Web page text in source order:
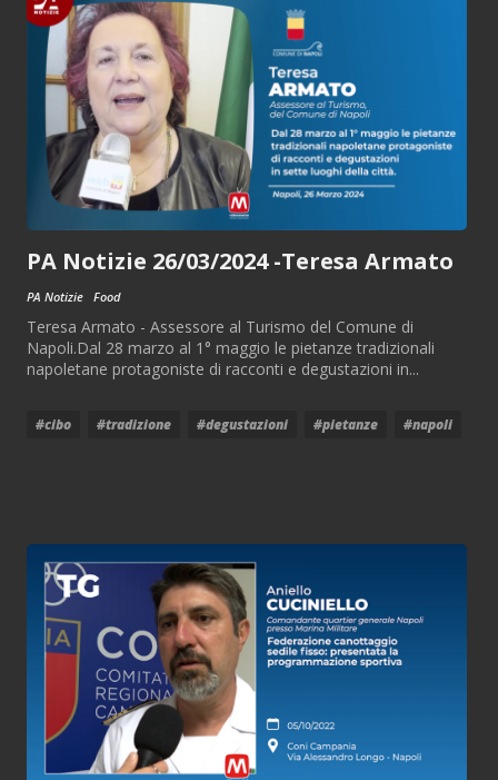
PA Notizie 26/03/2024 -Teresa Armato
PA Notizie Food
Teresa Armato - Assessore al Turismo del Comune di
Napoli.Dal 28 marzo al 1° maggio le pietanze tradizionali
napoletane protagoniste di racconti e degustazioni in...
#cibo #tradizione #degustazioni #pietanze #napoli